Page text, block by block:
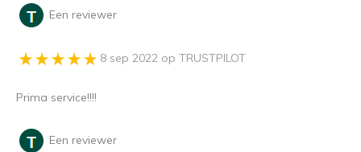
Een reviewer
8 sep 2022 op TRUSTPILOT
Prima service!!!!
Een reviewer